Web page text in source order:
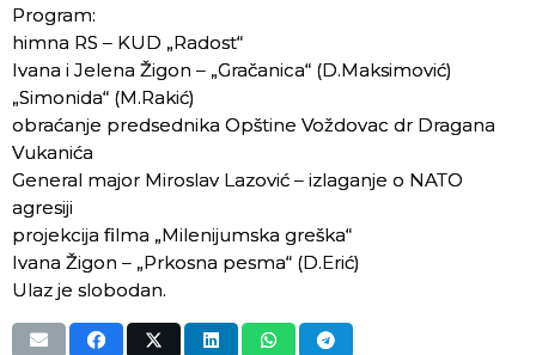
Program:
himna RS – KUD „Radost“
Ivana i Jelena Žigon – „Gračanica“ (D.Maksimović)
„Simonida“ (M.Rakić)
obraćanje predsednika Opštine Voždovac dr Dragana
Vukanića
General major Miroslav Lazović – izlaganje o NATO
agresiji
projekcija filma „Milenijumska greška“
Ivana Žigon – „Prkosna pesma“ (D.Erić)
Ulaz je slobodan.